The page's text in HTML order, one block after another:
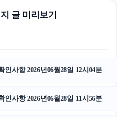
글 미리보기
인사항 2026년06월28일 12시04분
인사항 2026년06월28일 11시56분